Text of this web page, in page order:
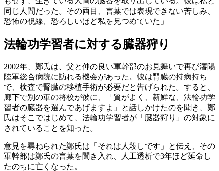
同じ人間だった。その両目、言葉では表現できない苦しみ、
恐怖の視線、恐ろしいほど私を見つめていた」
法輪功学習者に対する臓器狩り
2002年、鄭氏は、父と仲の良い軍幹部のお見舞いで再び瀋陽
陸軍総合病院に訪れる機会があった。彼は腎臓の持病持ち
で、検査で腎臓の移植手術が必要だと告げられた。すると、
廊下で別の軍の将校が彼に、「質がよく、新鮮な、法輪功学
習者の臓器を選んであげますよ」と話しかけたのを聞き、鄭
氏はそこではじめて、法輪功学習者が「臓器狩り」の対象に
されていることを知った。
意見を尋ねられた鄭氏は「それは人殺しです」と伝え、その
軍幹部は鄭氏の言葉を聞き入れ、人工透析で3年ほど延命し
たのちに亡くなった。